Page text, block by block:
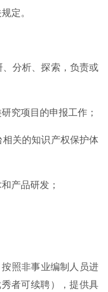
定。
分析、探索，负责或
究项目的申报工作；
关的知识产权保护体
产品研发；
照非事业编制人员进
者可续聘），提供具